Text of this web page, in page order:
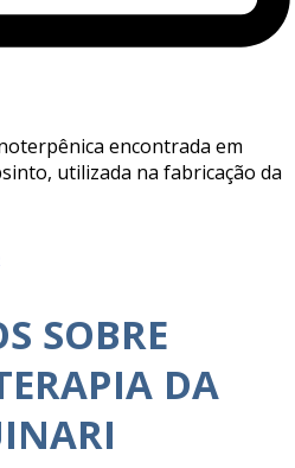
encontrada em
utilizada na fabricação da
SOBRE
DA